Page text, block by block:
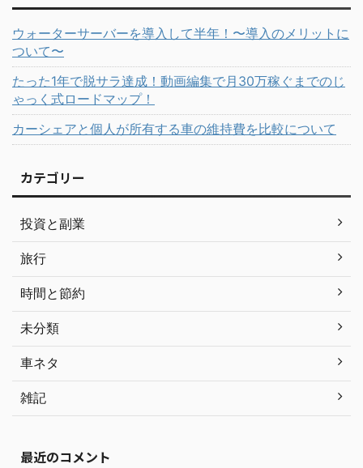
ウォーターサーバーを導入して半年！〜導入のメリットに
ついて〜
たった1年で脱サラ達成！動画編集で月30万稼ぐまでのじ
ゃっく式ロードマップ！
カーシェアと個人が所有する車の維持費を比較について
カテゴリー
投資と副業
旅行
時間と節約
未分類
車ネタ
雑記
最近のコメント